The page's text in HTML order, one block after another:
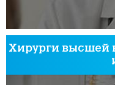
Хирурги высшей